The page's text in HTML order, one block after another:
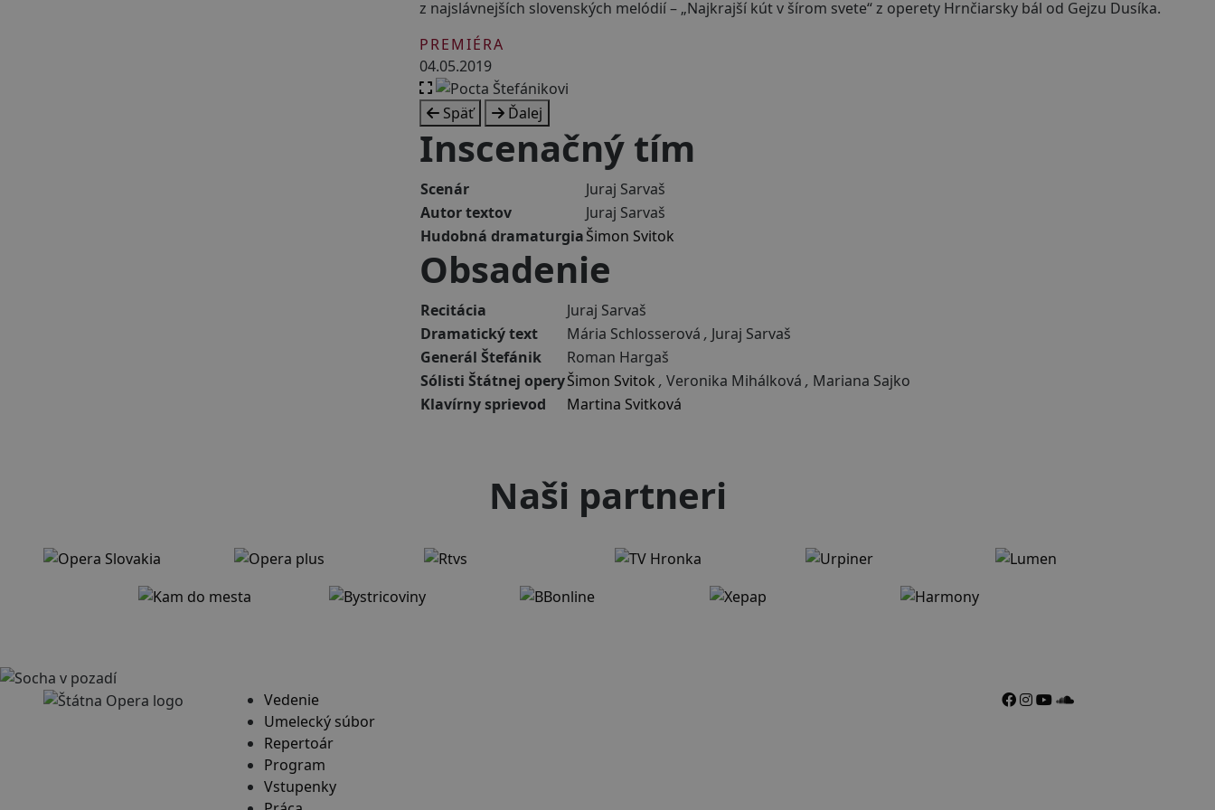
z najslávnejších slovenských melódií – „Najkrajší kút v šírom svete“ z operety Hrnčiarsky bál od Gejzu Dusíka.
PREMIÉRA
04.05.2019
Späť Ďalej
Inscenačný tím
Scenár
Juraj Sarvaš
Autor textov
Juraj Sarvaš
Hudobná dramaturgiaŠimon Svitok
Obsadenie
Recitácia
Juraj Sarvaš
Dramatický text
Mária Schlosserová , Juraj Sarvaš
Generál Štefánik
Roman Hargaš
Sólisti Štátnej operyŠimon Svitok , Veronika Mihálková , Mariana Sajko
Klavírny sprievod
Martina Svitková
Naši partneri
Vedenie
Umelecký súbor
Repertoár
Program
Vstupenky